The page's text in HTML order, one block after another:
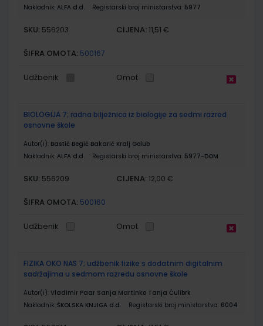
Nakladnik: ALFA d.d. Registarski broj ministarstva: 5977
SKU: 556203 CIJENA: 11,51 €
ŠIFRA OMOTA: 500167
Udžbenik Omot
BIOLOGIJA 7; radna bilježnica iz biologije za sedmi razred
osnovne škole
Autor(i): Bastić Begić Bakarić Kralj Golub
Nakladnik: ALFA d.d. Registarski broj ministarstva: 5977-DOM
SKU: 556209 CIJENA: 12,00 €
ŠIFRA OMOTA: 500160
Udžbenik Omot
FIZIKA OKO NAS 7; udžbenik fizike s dodatnim digitalnim
sadržajima u sedmom razredu osnovne škole
Autor(i): Vladimir Paar Sanja Martinko Tanja Ćulibrk
Nakladnik: ŠKOLSKA KNJIGA d.d. Registarski broj ministarstva: 6004